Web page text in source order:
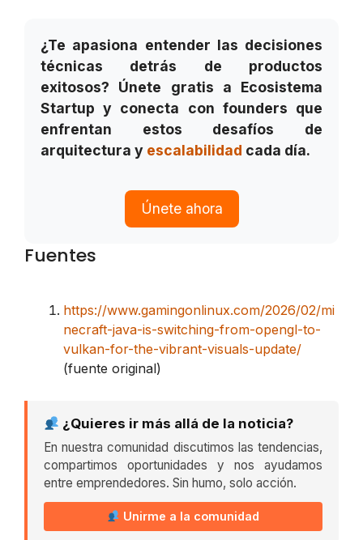
¿Te apasiona entender las decisiones
técnicas detrás de productos
exitosos? Únete gratis a Ecosistema
Startup y conecta con founders que
enfrentan estos desafíos de
arquitectura y escalabilidad cada día.
Únete ahora
Fuentes
https://www.gamingonlinux.com/2026/02/mi
necraft-java-is-switching-from-opengl-to-
vulkan-for-the-vibrant-visuals-update/
(fuente original)
¿Quieres ir más allá de la noticia?
En nuestra comunidad discutimos las tendencias,
compartimos oportunidades y nos ayudamos
entre emprendedores. Sin humo, solo acción.
Unirme a la comunidad